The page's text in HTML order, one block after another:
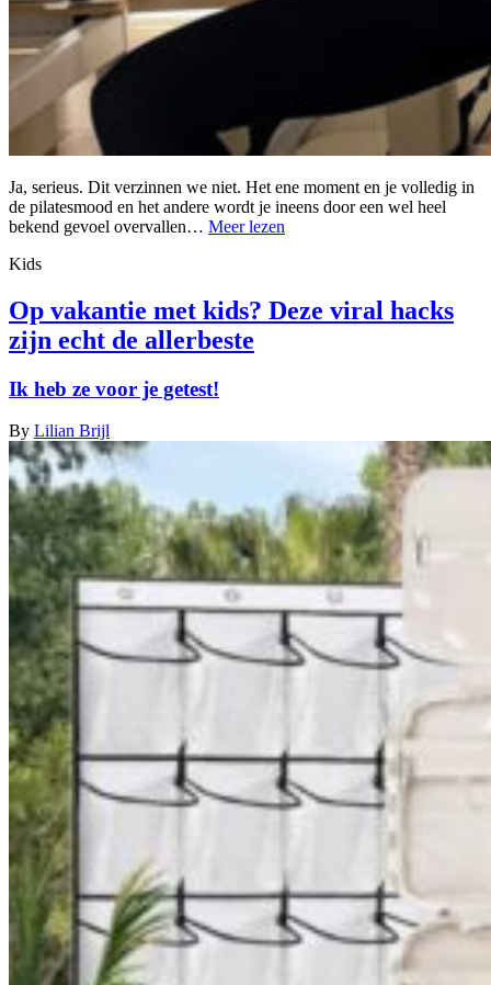
Ja, serieus. Dit verzinnen we niet. Het ene moment en je volledig in
de pilatesmood en het andere wordt je ineens door een wel heel
bekend gevoel overvallen… Meer lezen
Kids
Op vakantie met kids? Deze viral hacks
zijn echt de allerbeste
Ik heb ze voor je getest!
By Lilian Brijl